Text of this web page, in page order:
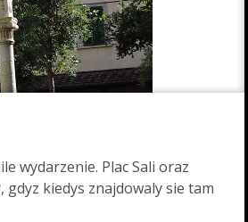
wydarzenie. Plac Sali oraz
gdyz kiedys znajdowaly sie tam